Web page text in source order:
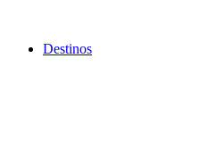
Destinos